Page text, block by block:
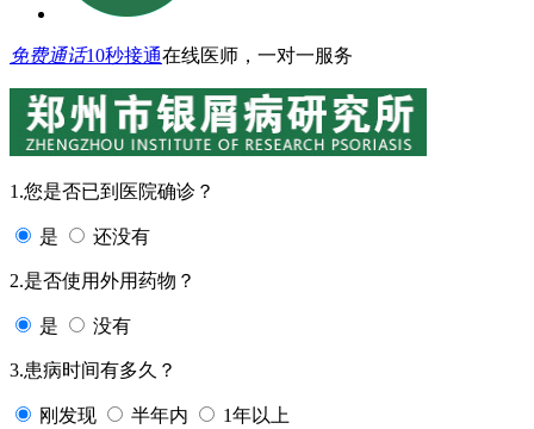
免费通话10秒接通在线医师，一对一服务
1.您是否已到医院确诊？
是 还没有
2.是否使用外用药物？
是 没有
3.患病时间有多久？
刚发现 半年内 1年以上